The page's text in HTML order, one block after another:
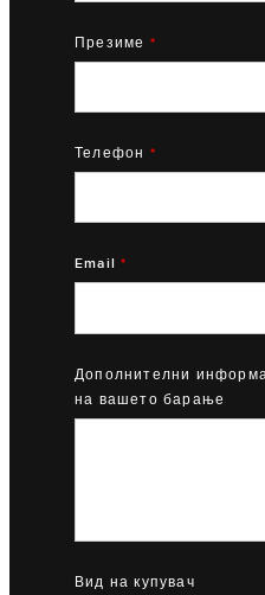
Презиме *
Телефон *
Email *
Дополнителни
на вашето барање
Вид на купувач